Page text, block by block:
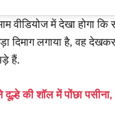
वीडियोज में देखा होगा
दिमाग लगाया है, वह
हैं.
की शॉल में पोंछा